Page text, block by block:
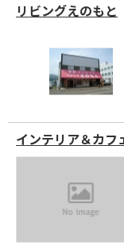
リビングえのもと
インテリア＆カフ